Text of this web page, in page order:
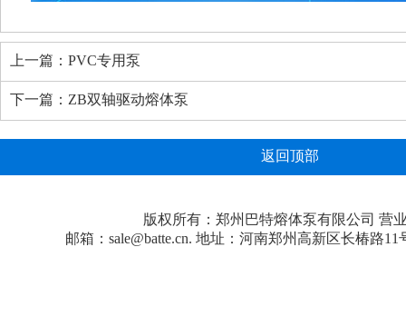
上一篇： PVC专用泵
下一篇： ZB双轴驱动熔体泵
返回顶部
版权所有：郑州巴特熔体泵有限公司 营
邮箱：sale@batte.cn. 地址：河南郑州高新区长椿路